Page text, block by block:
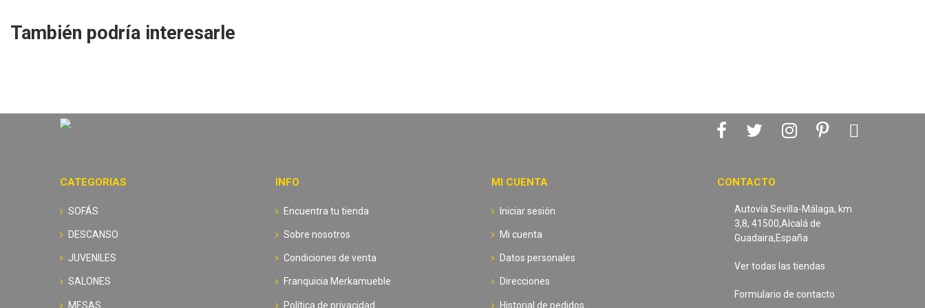
También podría interesarle
CATEGORIAS
SOFÁS
DESCANSO
JUVENILES
SALONES
MESAS
INFO
Encuentra tu tienda
Sobre nosotros
Condiciones de venta
Franquicia Merkamueble
Política de privacidad
MI CUENTA
Iniciar sesión
Mi cuenta
Datos personales
Direcciones
Historial de pedidos
CONTACTO
Autovía Sevilla-Málaga, km
3,8, 41500,Alcalá de
Guadaira,España
Ver todas las tiendas
Formulario de contacto